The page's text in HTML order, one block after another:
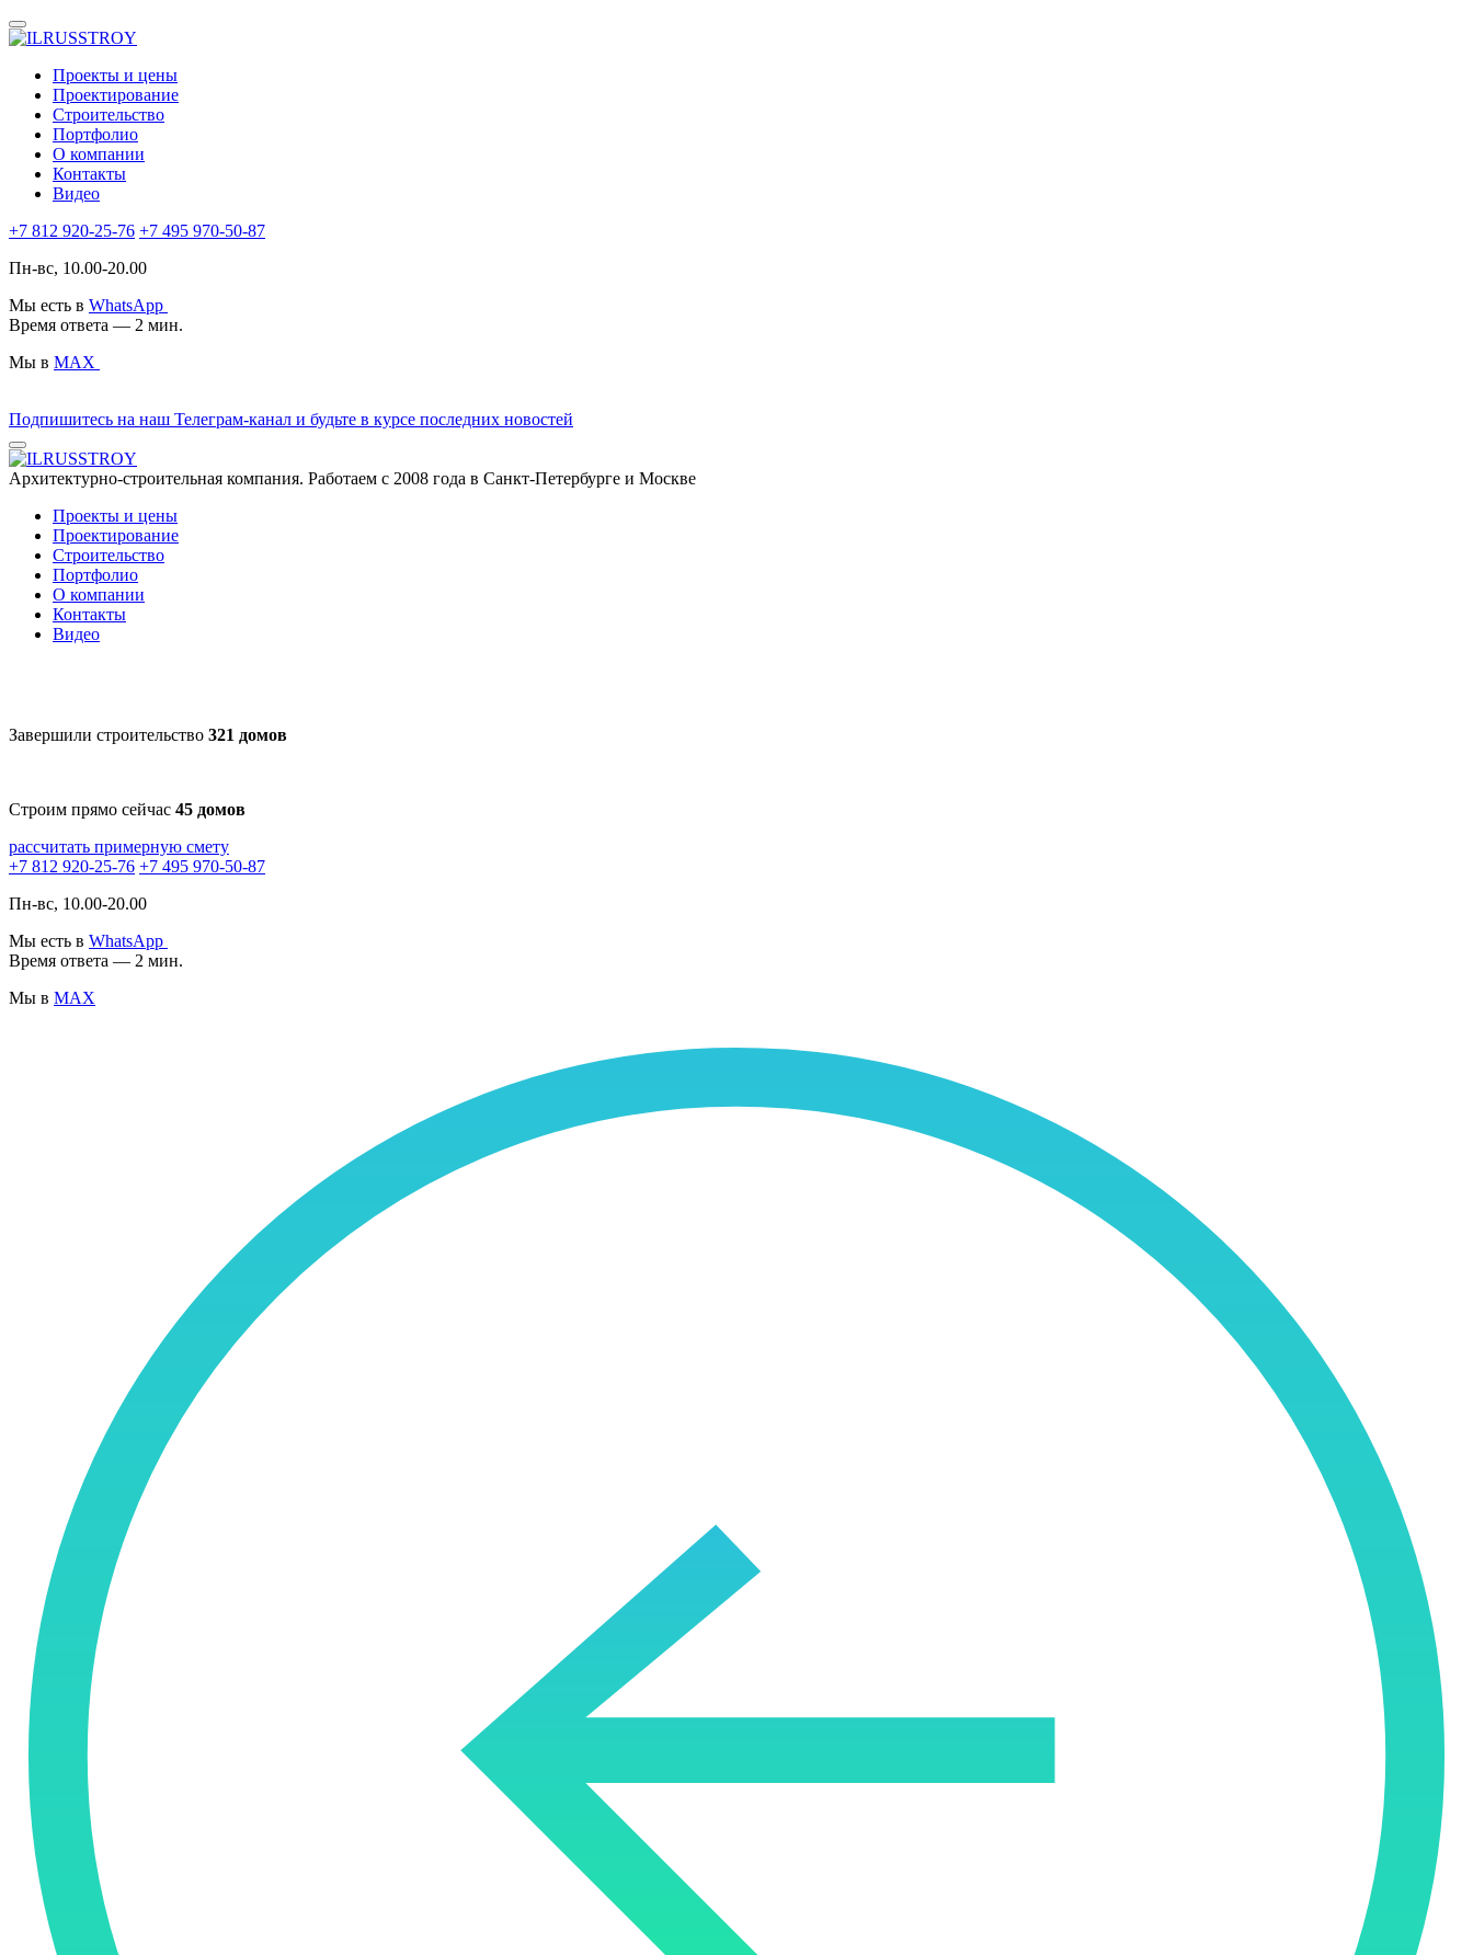
Проекты и цены
Проектирование
Строительство
Портфолио
О компании
Контакты
Видео
+7 812 920-25-76 +7 495 970-50-87
Пн-вс, 10.00-20.00
Мы есть в WhatsApp
Время ответа — 2 мин.
Мы в MAX
Подпишитесь на наш Телеграм-канал и будьте в курсе последних новостей
Архитектурно-строительная компания. Работаем с 2008 года в Санкт-Петербурге и Москве
Проекты и цены
Проектирование
Строительство
Портфолио
О компании
Контакты
Видео
Завершили строительство 321 домов
Строим прямо сейчас 45 домов
рассчитать примерную смету
+7 812 920-25-76 +7 495 970-50-87
Пн-вс, 10.00-20.00
Мы есть в WhatsApp
Время ответа — 2 мин.
Мы в MAX